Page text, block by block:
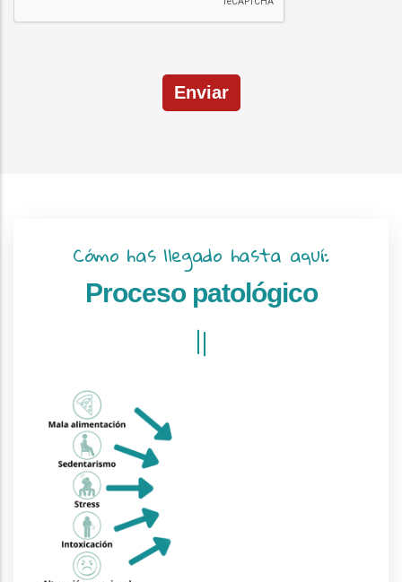
Enviar
Cómo has llegado hasta aquí:
Proceso patológico